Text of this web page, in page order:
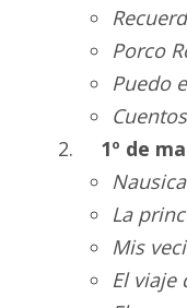
Porco
Puedo
1º de
La
Mis
El viaje